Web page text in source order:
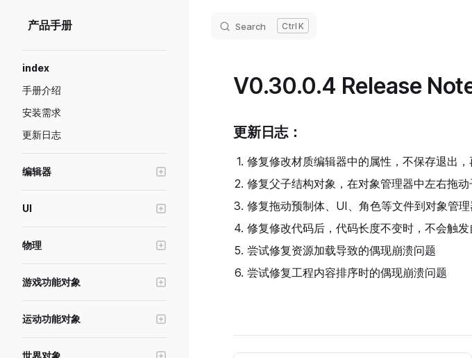
Skip to content
产品手册 Search K
index
手册介绍
安装需求
更新日志
编辑器
Transform工具
画质级别模拟与设置
游戏断线重连
场景管理与跳转
横竖屏&分辨率模拟
UI
UI控件的基础属性
UI控件-容器
UI控件-文本
物理
推进器
游戏功能对象
寻路系统
交互物
运动功能对象
世界对象
V0.30.0.4 Release
更新日志：
修复修改材质编辑器中的属性，不保存退出
修复父子结构对象，在对象管理器中左右拖
修复拖动预制体、UI、角色等文件到对象管
修复修改代码后，代码长度不变时，不会触
尝试修复资源加载导致的偶现崩溃问题
尝试修复工程内容排序时的偶现崩溃问题